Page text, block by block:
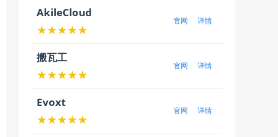
AkileCloud
★★★★★
官网 详情
搬瓦工
★★★★★
官网 详情
Evoxt
★★★★★
官网 详情